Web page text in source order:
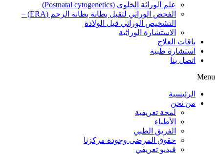
علم الوراثة الخلوي (Postnatal cytogenetics)
الفحص الوراثي لتقبل بطانة بطانة الرحم (ERA) –
التشخيص الوراثي قبل الولادة
الاستشارة الوراثية
باقات العلاج
استشارة طبية
اتصل بنا
Menu
الرئيسية
من نحن
لمحة تعريفية
الأطباء
الفريق الطبي
حقوق المرضى وجودة مركزنا
فيديو تعريفي